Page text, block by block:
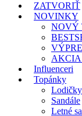
ZATVORIŤ
NOVINKY
NOVÝ
Influenceri
Topánky
Lodičky
Sandále
Letné